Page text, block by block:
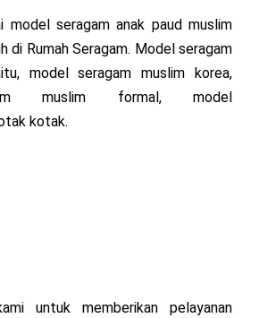
model seragam anak paud muslim
di Rumah Seragam. Model seragam
model seragam muslim korea,
muslim
formal, model
kotak.
untuk memberikan pelayanan